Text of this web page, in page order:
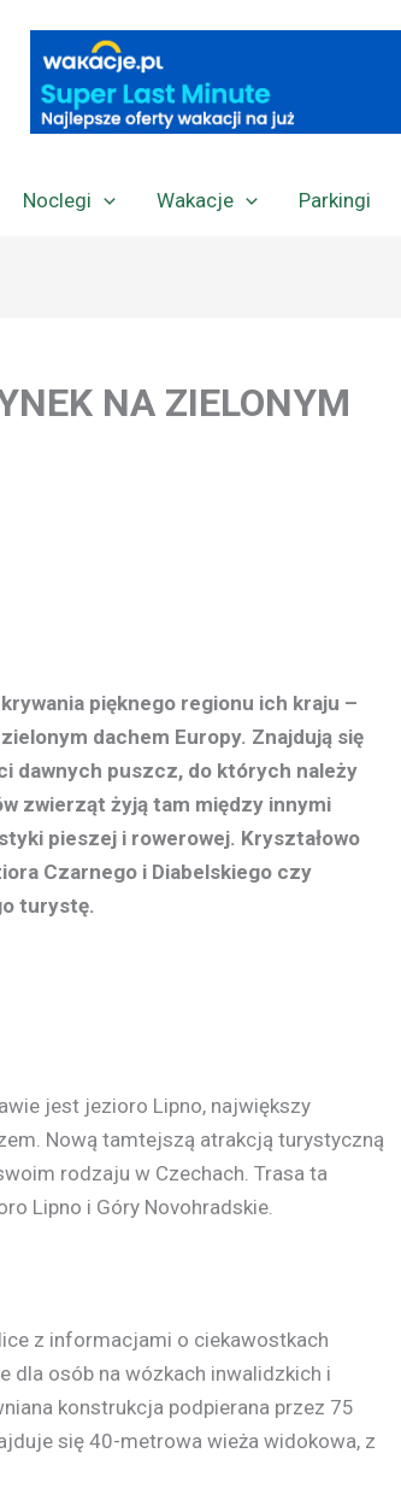
Noclegi Wakacje Parkingi
NA ZIELONYM
pięknego regionu ich kraju –
dachem Europy. Znajdują się
dawnych puszcz, do których należy
zwierząt żyją tam między innymi
pieszej i rowerowej. Kryształowo
Czarnego i Diabelskiego czy
turystę.
jest jezioro Lipno, największy
Nową tamtejszą atrakcją turystyczną
rodzaju w Czechach. Trasa ta
Lipno i Góry Novohradskie.
z informacjami o ciekawostkach
dla osób na wózkach inwalidzkich i
konstrukcja podpierana przez 75
się 40-metrowa wieża widokowa, z